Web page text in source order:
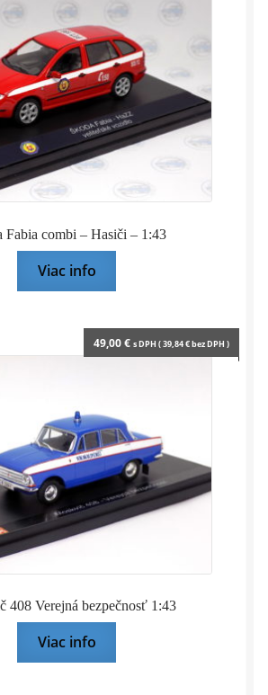
Fabia combi – Hasiči – 1:43
Viac info
408 Verejná bezpečnosť 1:43
49,00€ s DPH (39,84€bez DPH )
Viac info